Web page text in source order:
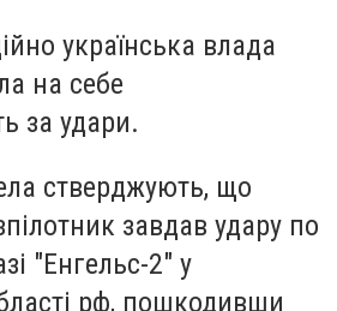
українська влада
на себе
за удари.
стверджують, що
завдав удару по
"Енгельс-2" у
рф, пошкодивши